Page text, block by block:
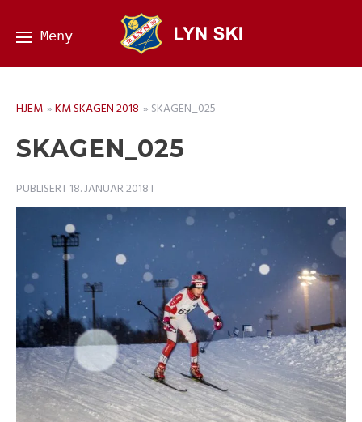
HJEM »KM SKAGEN 2018 » SKAGEN_025
SKAGEN_025
PUBLISERT18. JANUAR 2018 I